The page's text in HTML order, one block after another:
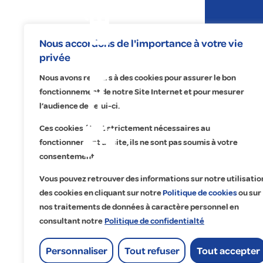
Nous accordons de l'importance à votre vie
privée
Nous avons recours à des cookies pour assurer le bon
fonctionnement de notre Site Internet et pour mesurer
l’audience de celui-ci.
Ces cookies étant strictement nécessaires au
fonctionnement du site, ils ne sont pas soumis à votre
consentement.
Vous pouvez retrouver des informations sur notre
des cookies en cliquant sur notrePolitique de cookiesou sur
nos traitements de données à caractère personnel en
consultant notrePolitique de confidentialté
Personnaliser Tout refuser Tout accepter
Expertises